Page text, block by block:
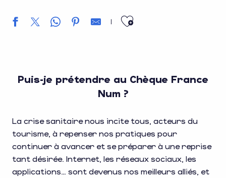
Ajouter aux
Puis-je prétendre au Chèque France
Num ?
La crise sanitaire nous incite tous, acteurs du
tourisme, à repenser nos pratiques pour
continuer à avancer et se préparer à une reprise
tant désirée. Internet, les réseaux sociaux, les
applications… sont devenus nos meilleurs alliés, et